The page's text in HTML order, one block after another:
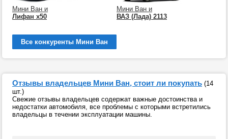
Мини Ван и
Лифан х50
Мини Ван и
ВАЗ (Лада) 2113
Все конкуренты Мини Ван
Отзывы владельцев Мини Ван, стоит ли покупать (14
шт.)
Свежие отзывы владельцев содержат важные достоинства и
недостатки автомобиля, все проблемы с которыми встретились
владельцы в течении эксплуатации машины.